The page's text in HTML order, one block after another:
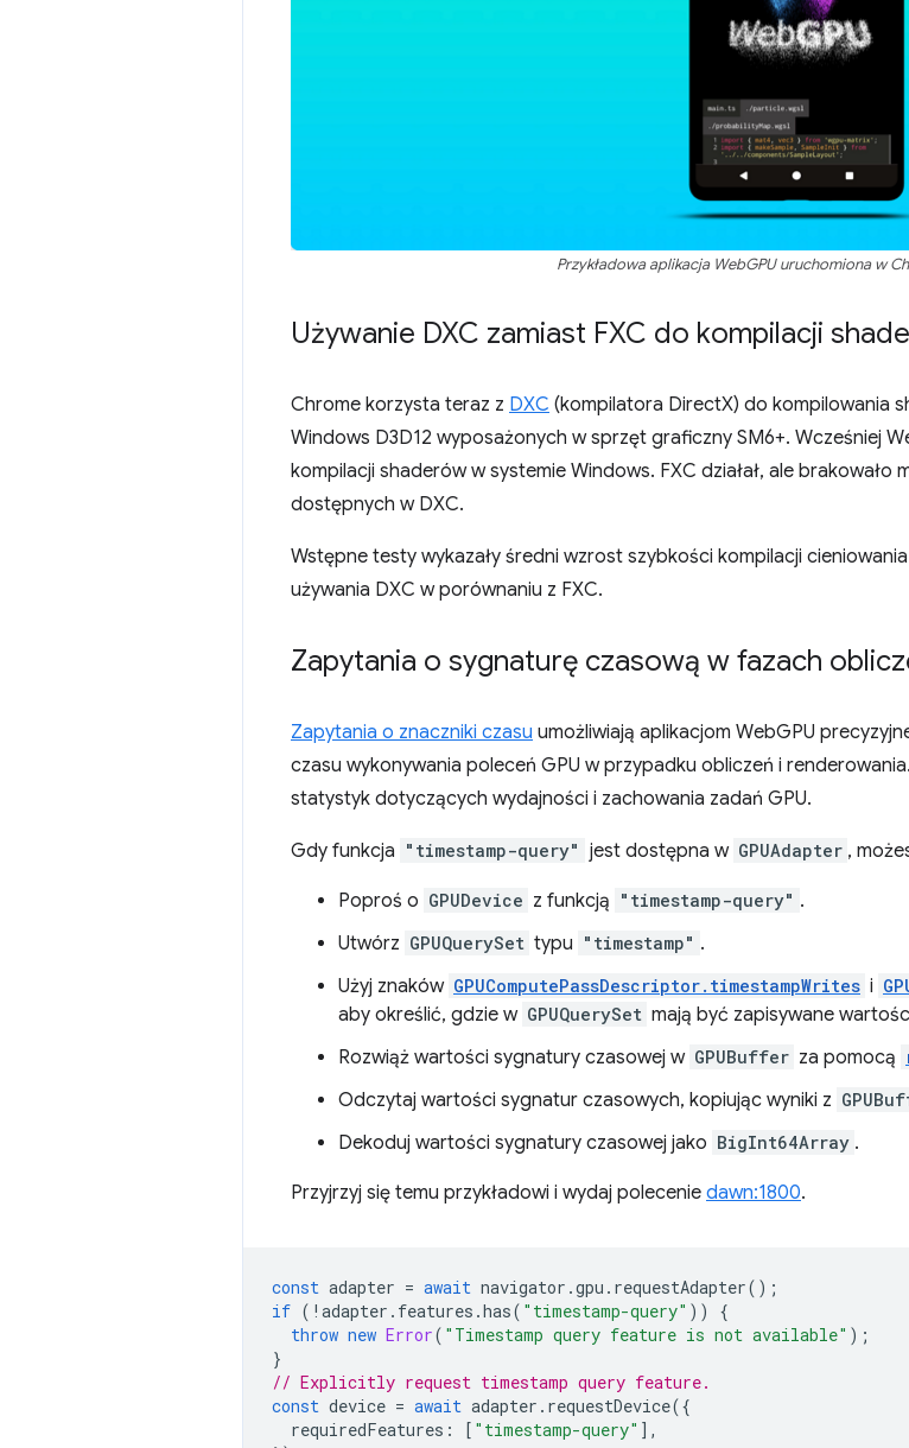
Przykładowa aplikacja WebGPU uruchomiona w
Używanie DXC zamiast FXC do kompilacji
Chrome korzysta teraz z DXC (kompilatora DirectX) do kompilowania
Windows D3D12 wyposażonych w sprzęt graficzny SM6+. Wcześniej
kompilacji shaderów w systemie Windows. FXC działał, ale brakowało
dostępnych w DXC.
Wstępne testy wykazały średni wzrost szybkości kompilacji
używania DXC w porównaniu z FXC.
Zapytania o sygnaturę czasową w fazach
Zapytania o znaczniki czasu umożliwiają aplikacjom WebGPU
czasu wykonywania poleceń GPU w przypadku obliczeń i
statystyk dotyczących wydajności i zachowania zadań GPU.
Gdy funkcja "timestamp-query" jest dostępna w GPUAdapter ,
Poproś o GPUDevice z funkcją "timestamp-query" .
Utwórz GPUQuerySet typu "timestamp" .
Użyj znaków GPUComputePassDescriptor.timestampWrites i
aby określić, gdzie w GPUQuerySet mają być zapisywane
Rozwiąż wartości sygnatury czasowej w GPUBuffer za pomocą
Odczytaj wartości sygnatur czasowych, kopiując wyniki z
Dekoduj wartości sygnatury czasowej jako BigInt64Array .
Przyjrzyj się temu przykładowi i wydaj polecenie dawn:1800.
const adapter = await navigator .gpu . requestAdapter();
if ( ! adapter . features .has( "timestamp-query" ))
{
throw new Error( "Timestamp query feature is not available" );
}
// Explicitly request timestamp query feature.
const device = await adapter . requestDevice({
requiredFeatures : [ "timestamp-query" ],